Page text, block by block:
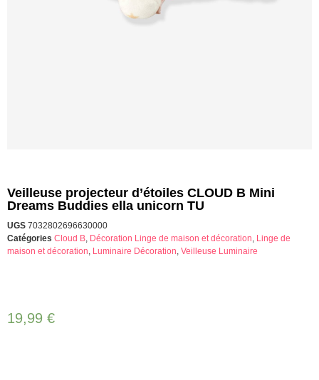
Veilleuse projecteur d’étoiles CLOUD B Mini
Dreams Buddies ella unicorn TU
UGS 7032802696630000
Catégories Cloud B, Décoration Linge de maison et décoration, Linge de
maison et décoration, Luminaire Décoration, Veilleuse Luminaire
19,99 €